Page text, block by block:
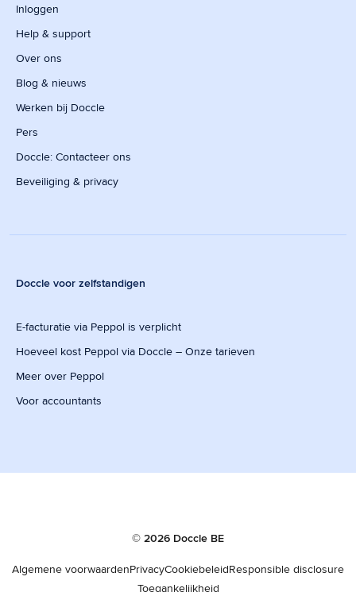
Inloggen
Help & support
Over ons
Blog & nieuws
Werken bij Doccle
Pers
Doccle: Contacteer ons
Beveiliging & privacy
Doccle voor zelfstandigen
E-facturatie via Peppol is verplicht
Hoeveel kost Peppol via Doccle – Onze tarieven
Meer over Peppol
Voor accountants
© 2026 Doccle BE
Algemene voorwaardenPrivacyCookiebeleidResponsible disclosure
Toegankelijkheid